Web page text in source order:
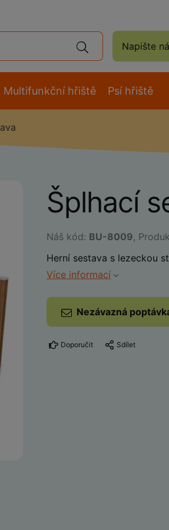
Napište
Multifunkční hřiště Psí hřiště
Šplhací
Náš kód: BU-8009,
Herní sestava s lezeckou
Více informací
Nezávazná
Doporučit Sdílet